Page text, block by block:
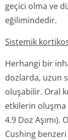
geçici olma ve
eğilimindedir.
Sistemik
Herhangi bir
dozlarda, uzun
oluşabilir. Oral
etkilerin oluşma
4.9 Doz
Cushing